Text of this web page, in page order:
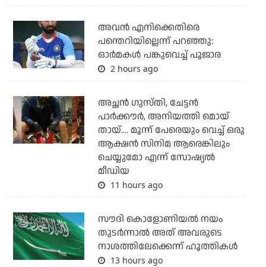
അവന്‍ എനിക്കെതിരെ
പന്തെറിയില്ലെന്ന് പറഞ്ഞു:
ഓര്‍മകള്‍ പങ്കുവെച്ച് പൂജാര
2 hours ago
അച്ഛന്‍ ഗുസ്തി, ചേട്ടന്‍
പാര്‍ക്കൗര്‍, അനിയത്തി മൊയ്
തായ്.... മൂന്ന് പേരെയും വെച്ച് ഒരു
ആക്ഷന്‍ സിനിമ ആരെങ്കിലും
ചെയ്യുമോ എന്ന് സോഷ്യല്‍
മീഡിയ
11 hours ago
സൗദി കൊളോണിയല്‍ നയം
തുടര്‍ന്നാല്‍ അത് അവരുടെ
നാശത്തിലേക്കെന്ന് ഹൂത്തികള്‍
13 hours ago